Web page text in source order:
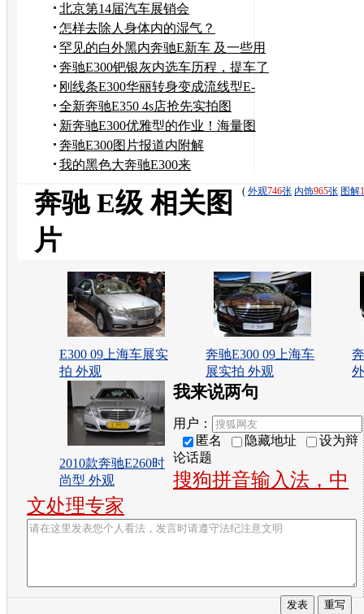
丝 改装作业
北京第14届汽车展销会
怎样去除人身体内的湿气？
罕见的白外黑内奔驰E新车 及一些用
车感受
奔驰E300钯银灰内选车历程，提车了
和两天的体验！
刚线条E300华丽转身变成流线型E-
-350作业！
全新奔驰E350 4s店抢先实拍图
新奔驰E300优雅型的作业！海量图
片！
奔驰E300图片报道内附解
说！！！！！！！！！！！
我的黑色大奔驰E300来
( 外观746张 内饰965张 图解
奔驰 E级 相关图
片
E300 09上海车展实
拍 外观
奔驰E300 09上海车
展实拍 外观
2010款奔驰E260时
尚型 外观
我来说两句
用户：
匿名
隐藏地址
设为辩
论话题
搜狗拼音输入法，中
文处理专家